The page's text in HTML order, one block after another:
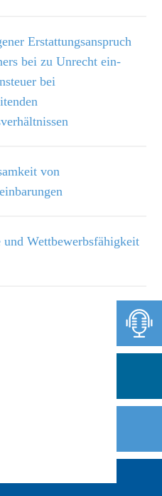
Erstattungsanspruch
bei zu Unrecht ein­
bei
von
Wettbewerbsfähigkeit